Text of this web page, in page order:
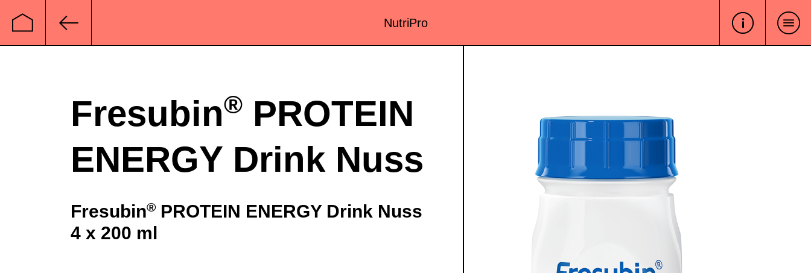
Startseite
NutriPro
Fresubin® PROTEIN
ENERGY Drink Nuss
Fresubin® PROTEIN ENERGY Drink Nuss
4 x 200 ml